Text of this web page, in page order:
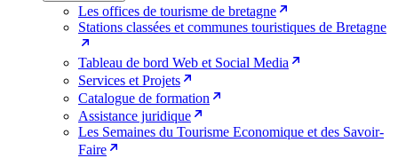
Les offices de tourisme de bretagne
Stations classées et communes touristiques de Bretagne
Tableau de bord Web et Social Media
Services et Projets
Catalogue de formation
Assistance juridique
Les Semaines du Tourisme Economique et des Savoir-
Faire